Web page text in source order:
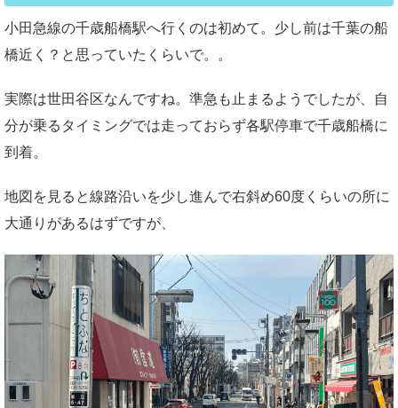
小田急線の千歳船橋駅へ行くのは初めて。少し前は千葉の船
橋近く？と思っていたくらいで。。
実際は世田谷区なんですね。準急も止まるようでしたが、自
分が乗るタイミングでは走っておらず各駅停車で千歳船橋に
到着。
地図を見ると線路沿いを少し進んで右斜め60度くらいの所に
大通りがあるはずですが、